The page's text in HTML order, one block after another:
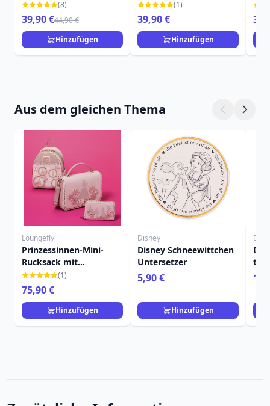
FLEDERMAUS - DISNEY
TRADITIONS
(8)
39,90 €44,90 €
Hinzufügen
DISNEY TRADITIONS
(1)
39,90 €
Hinzufügen
Aus dem gleichen Thema
Loungefly
Prinzessinnen-Mini-
Rucksack mit
Blumenmuster und
Spitze - Disney
Loungefly
(1)
75,90 €
Hinzufügen
Disney
Disney Schneewittchen
Untersetzer
5,90 €
Hinzufügen